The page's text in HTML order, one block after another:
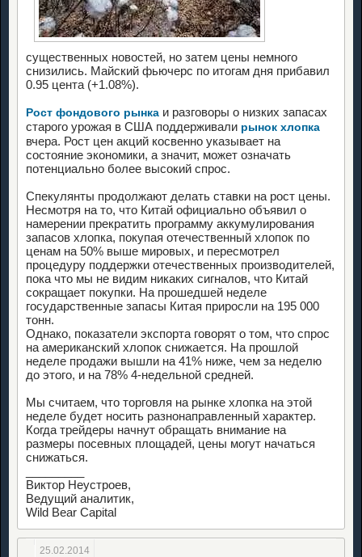
существенных новостей, но затем цены немного
снизились. Майский фьючерс по итогам дня прибавил
0.95 цента (+1.08%).
Рост фондового рынка и разговоры о низких запасах
старого урожая в США поддерживали рынок хлопка
вчера. Рост цен акций косвенно указывает на
состояние экономики, а значит, может означать
потенциально более высокий спрос.
Спекулянты продолжают делать ставки на рост цены.
Несмотря на то, что Китай официально объявил о
намерении прекратить программу аккумулирования
запасов хлопка, покупая отечественный хлопок по
ценам на 50% выше мировых, и пересмотрел
процедуру поддержки отечественных производителей,
пока что мы не видим никаких сигналов, что Китай
сокращает покупки. На прошедшей неделе
государственные запасы Китая приросли на 195 000
тонн.
Однако, показатели экспорта говорят о том, что спрос
на американский хлопок снижается. На прошлой
неделе продажи вышли на 41% ниже, чем за неделю
до этого, и на 78% 4-недельной средней.
Мы считаем, что торговля на рынке хлопка на этой
неделе будет носить разнонаправленный характер.
Когда трейдеры начнут обращать внимание на
размеры посевных площадей, цены могут начаться
снижаться.
Виктор Неустроев,
Ведущий аналитик,
Wild Bear Capital
25.02.2014